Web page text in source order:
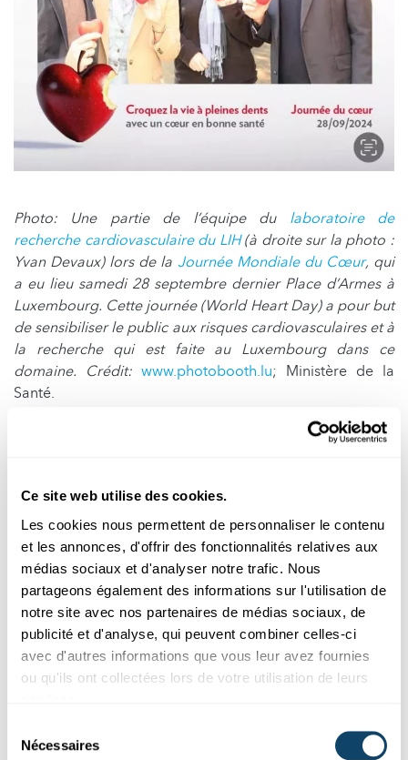
Ce site web utilise des cookies.
Les cookies nous permettent de personnaliser le contenu
et les annonces, d'offrir des fonctionnalités relatives aux
médias sociaux et d'analyser notre trafic. Nous
partageons également des informations sur l'utilisation de
notre site avec nos partenaires de médias sociaux, de
publicité et d'analyse, qui peuvent combiner celles-ci
avec d'autres informations que vous leur avez fournies
ou qu'ils ont collectées lors de votre utilisation de leurs
Nécessaires
Photo: Une partie de l’équipe du laboratoire de
recherche cardiovasculaire du LIH(à droite sur la photo :
Yvan Devaux) lors de la Journée Mondiale du Cœur, qui
a eu lieu samedi 28 septembre dernier Place d’Armes à
Luxembourg. Cette journée (World Heart Day) a pour but
de sensibiliser le public aux risques cardiovasculaires et à
la recherche qui est faite au Luxembourg dans ce
domaine. Crédit: www.photobooth.lu; Ministère de la
Santé.
En quoi votre recherche participe-
micro-ARN ?
Yvan Devaux :
« Le LIH s’intéresse de très près à la
recherche sur les maladies inflammatoires et
neurodégénératives comme la maladie de Parkinson. Le
but est d’identifier les micro-ARN impliqués. Je suis
justement en pleine préparation d’une présentation sur
un micro-ARN bien particulier, appelé microARN-124, qui
permettrait d’améliorer le pronostic post arrêt cardiaque.
En collaboration avec l’unité de soins intensifs du CHL,
grandes quantités par le cerveau en cas d’atteinte